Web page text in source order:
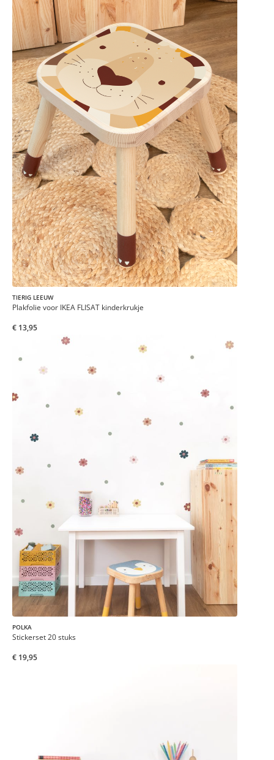
TIERIG LEEUW
Plakfolie voor IKEA FLISAT kinderkrukje
€ 13,95
POLKA
Stickerset 20 stuks
€ 19,95